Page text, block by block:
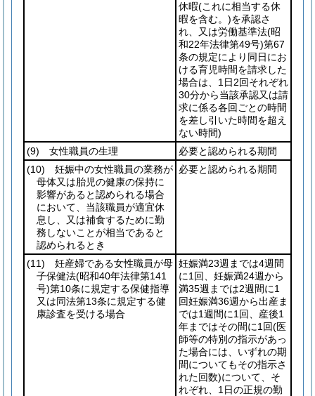
休暇(これに相当する休
暇を含む。)を承認さ
れ、又は労働基準法(昭
和22年法律第49号)第67
条の規定により同日にお
ける育児時間を請求した
場合は、1日2回それぞれ
30分から当該承認又は請
求に係る各回ごとの時間
を差し引いた時間を超え
ない時間)
(9) 女性職員の生理
必要と認められる期間
(10) 妊娠中の女性職員の業務が
母体又は胎児の健康の保持に
影響があると認められる場合
において、当該職員が適宜休
息し、又は補食するために勤
務しないことが相当であると
認められるとき
必要と認められる期間
(11) 妊産婦である女性職員が母
子保健法(昭和40年法律第141
号)第10条に規定する保健指導
又は同法第13条に規定する健
康診査を受ける場合
妊娠満23週までは4週間
に1回、妊娠満24週から
満35週までは2週間に1
回妊娠満36週から出産ま
では1週間に1回、産後1
年まではその間に1回(医
師等の特別の指示があっ
た場合には、いずれの期
間についてもその指示さ
れた回数)について、そ
れぞれ、1日の正規の勤